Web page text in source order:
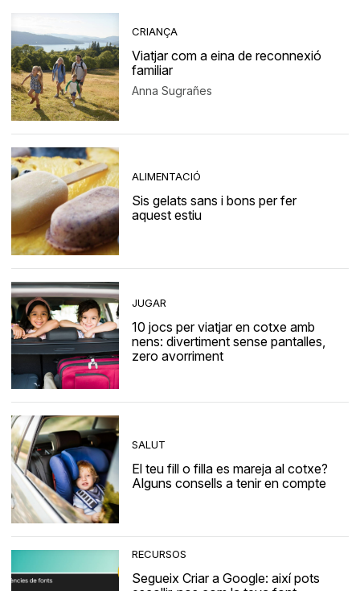
CRIANÇA
Viatjar com a eina de reconnexió
familiar
Anna Sugrañes
ALIMENTACIÓ
Sis gelats sans i bons per fer
aquest estiu
JUGAR
10 jocs per viatjar en cotxe amb
nens: divertiment sense pantalles,
zero avorriment
SALUT
El teu fill o filla es mareja al cotxe?
Alguns consells a tenir en compte
RECURSOS
Segueix Criar a Google: així pots